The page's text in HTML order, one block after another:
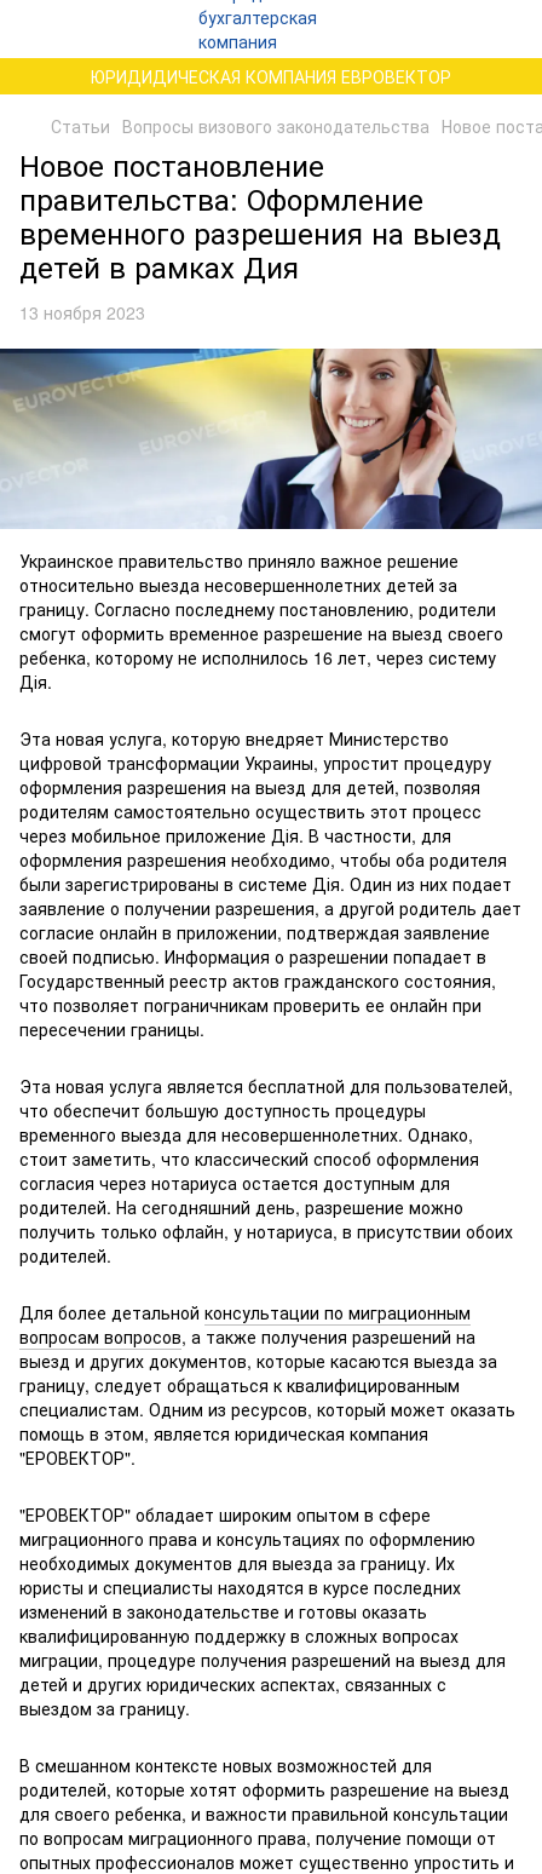
ЮРИДИДИЧЕСКАЯ КОМПАНИЯ ЕВРОВЕКТОР
Статьи Вопросы визового законодательства Новое
Новое постановление
правительства: Оформление
временного разрешения на выезд
детей в рамках Дия
13 ноября 2023
Украинское правительство приняло важное решение
относительно выезда несовершеннолетних детей за
границу. Согласно последнему постановлению, родители
смогут оформить временное разрешение на выезд своего
ребенка, которому не исполнилось 16 лет, через систему
Дія.
Эта новая услуга, которую внедряет Министерство
цифровой трансформации Украины, упростит процедуру
оформления разрешения на выезд для детей, позволяя
родителям самостоятельно осуществить этот процесс
через мобильное приложение Дія. В частности, для
оформления разрешения необходимо, чтобы оба родителя
были зарегистрированы в системе Дія. Один из них подает
заявление о получении разрешения, а другой родитель дает
согласие онлайн в приложении, подтверждая заявление
своей подписью. Информация о разрешении попадает в
Государственный реестр актов гражданского состояния,
что позволяет пограничникам проверить ее онлайн при
пересечении границы.
Эта новая услуга является бесплатной для пользователей,
что обеспечит большую доступность процедуры
временного выезда для несовершеннолетних. Однако,
стоит заметить, что классический способ оформления
согласия через нотариуса остается доступным для
родителей. На сегодняшний день, разрешение можно
получить только офлайн, у нотариуса, в присутствии обоих
родителей.
Для более детальной консультации по миграционным
вопросам вопросов, а также получения разрешений на
выезд и других документов, которые касаются выезда за
границу, следует обращаться к квалифицированным
специалистам. Одним из ресурсов, который может оказать
помощь в этом, является юридическая компания
"ЕРОВЕКТОР".
"ЕРОВЕКТОР" обладает широким опытом в сфере
миграционного права и консультациях по оформлению
необходимых документов для выезда за границу. Их
юристы и специалисты находятся в курсе последних
изменений в законодательстве и готовы оказать
квалифицированную поддержку в сложных вопросах
миграции, процедуре получения разрешений на выезд для
детей и других юридических аспектах, связанных с
выездом за границу.
В смешанном контексте новых возможностей для
родителей, которые хотят оформить разрешение на выезд
для своего ребенка, и важности правильной консультации
по вопросам миграционного права, получение помощи от
опытных профессионалов может существенно упростить и